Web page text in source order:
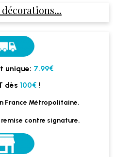
unique: 7.99€
dès 100€ !
France Métropolitaine.
contre signature.